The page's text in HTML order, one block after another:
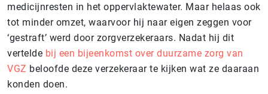
medicijnresten in het oppervlaktewater. Maar helaas ook
tot minder omzet, waarvoor hij naar eigen zeggen voor
‘gestraft’ werd door zorgverzekeraars. Nadat hij dit
vertelde bij een bijeenkomst over duurzame zorg van
VGZ beloofde deze verzekeraar te kijken wat ze daaraan
konden doen.